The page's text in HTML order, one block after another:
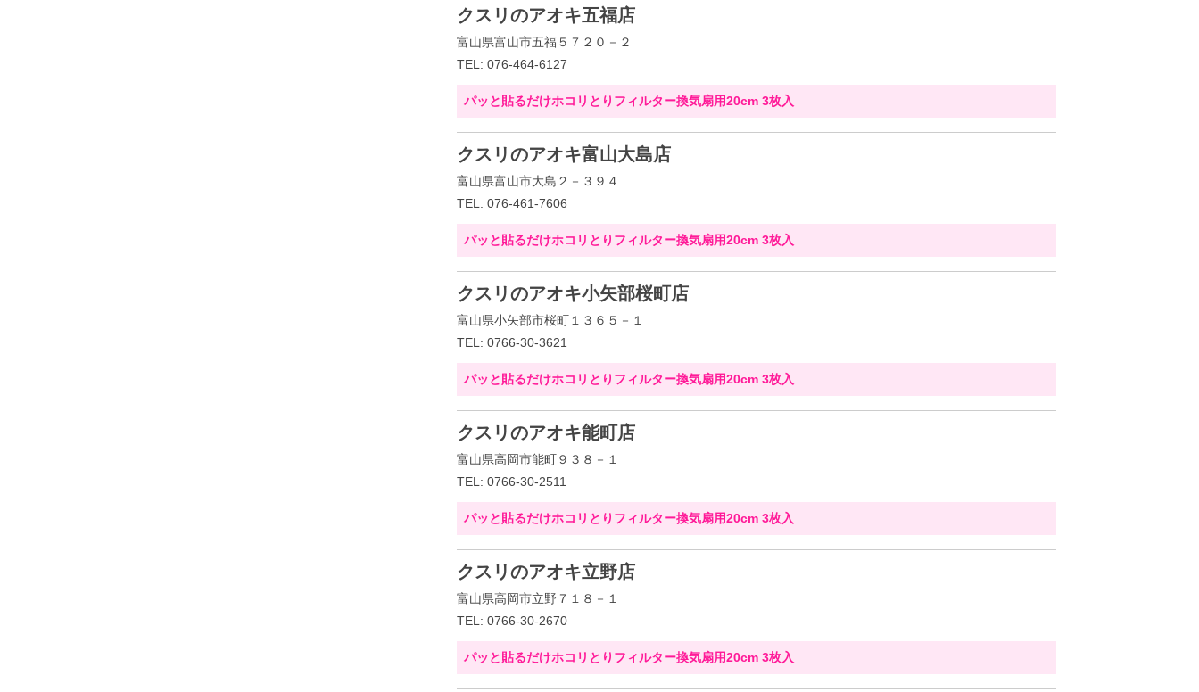
クスリのアオキ五福店
富山県富山市五福５７２０－２
TEL: 076-464-6127
パッと貼るだけホコリとりフィルター換気扇用20cm 3枚入
クスリのアオキ富山大島店
富山県富山市大島２－３９４
TEL: 076-461-7606
パッと貼るだけホコリとりフィルター換気扇用20cm 3枚入
クスリのアオキ小矢部桜町店
富山県小矢部市桜町１３６５－１
TEL: 0766-30-3621
パッと貼るだけホコリとりフィルター換気扇用20cm 3枚入
クスリのアオキ能町店
富山県高岡市能町９３８－１
TEL: 0766-30-2511
パッと貼るだけホコリとりフィルター換気扇用20cm 3枚入
クスリのアオキ立野店
富山県高岡市立野７１８－１
TEL: 0766-30-2670
パッと貼るだけホコリとりフィルター換気扇用20cm 3枚入